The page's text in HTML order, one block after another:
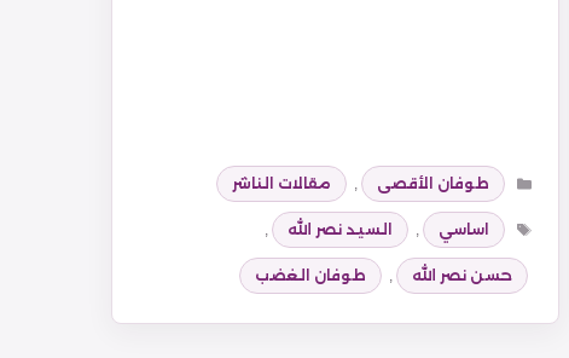
التصنيفات
طوفان الأقصى ,
مقالات الناشر
الوسوم
اساسي , السيد نصر الله ,
حسن نصر الله , طوفان الغضب